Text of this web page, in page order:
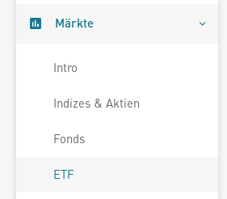
Märkte
Intro
Indizes & Aktien
Fonds
ETF